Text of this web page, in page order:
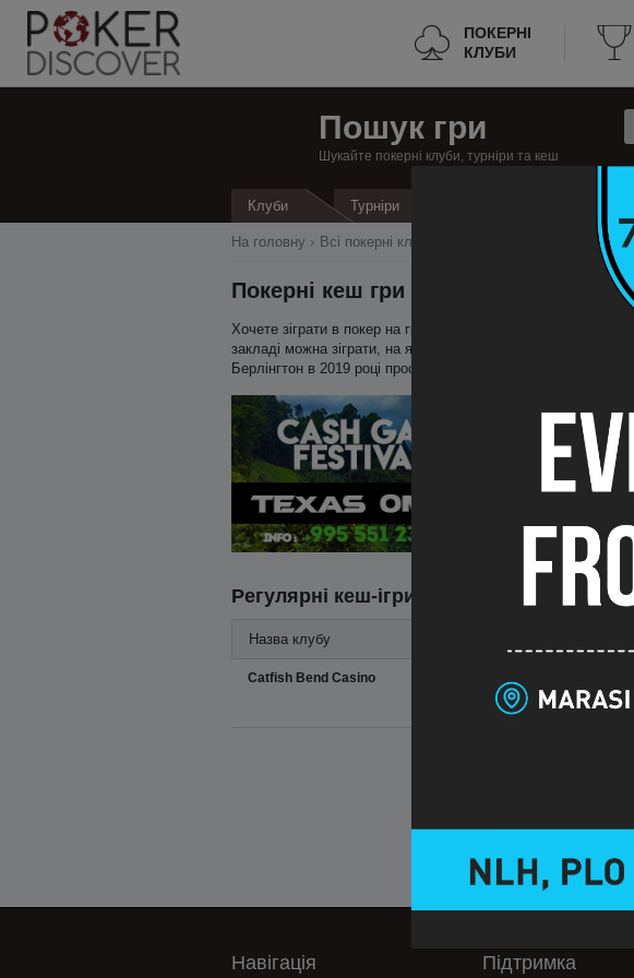
ПОКЕРНІ
КЛУБИ
Пошук гри
Шукайте покерні клуби, турніри та кеш
Клуби Турніри
На головну Всі покерні клуби Сполучені Штати Америки
Покерні кеш гри в Берлінгтон
Хочете зіграти в покер на гроші в Берлінгтон? Ми
закладі можна зіграти, на яких лімітах зараз йде гра, яка
Берлінгтон в 2019 році просто – регулярне оновлення
Регулярні кеш-ігри
Назва клубу
Catfish Bend Casino
$5/$10 Limit
$2/$10 Stud 8/b -
Навігація Підтримка